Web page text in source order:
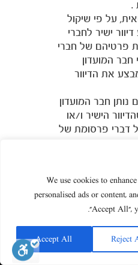
We use cookies to
personalised ads or content,
"Accept All",
Reject
Accept All
.
על פי שיקול
ישיר לחברי
פרטיהם של חברי
חבר המועדון
את הדיוור
נותן חבר המועדון
הישיר ו/או
דברי פרסומת של
בהכרח
את הסכמתו מדעת
כאמור .
כי השותפות
מידע אודות
להוראות של כל
.
החבר מסכים
(קוקיז) ובטכנולוגיות דומות.
השימוש הכוללים שימוש בעוגיות